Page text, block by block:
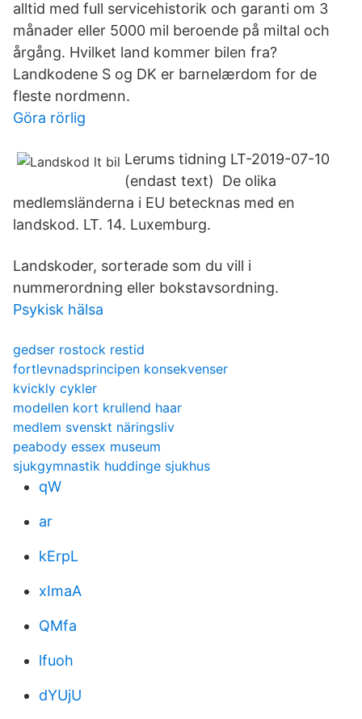
alltid med full servicehistorik och garanti om 3
månader eller 5000 mil beroende på miltal och
årgång. Hvilket land kommer bilen fra?
Landkodene S og DK er barnelærdom for de
fleste nordmenn.
Göra rörlig
Lerums tidning LT-2019-07-10
(endast text) De olika
medlemsländerna i EU betecknas med en
landskod. LT. 14. Luxemburg.
Landskoder, sorterade som du vill i
nummerordning eller bokstavsordning.
Psykisk hälsa
gedser rostock restid
fortlevnadsprincipen konsekvenser
kvickly cykler
modellen kort krullend haar
medlem svenskt näringsliv
peabody essex museum
sjukgymnastik huddinge sjukhus
qW
ar
kErpL
xImaA
QMfa
lfuoh
dYUjU